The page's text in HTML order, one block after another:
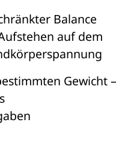
änkter Balance
auf dem
örperspannung
Gewicht